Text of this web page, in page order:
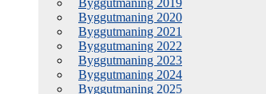
Byggutmaning 2019
Byggutmaning 2020
Byggutmaning 2021
Byggutmaning 2022
Byggutmaning 2023
Byggutmaning 2024
Byggutmaning 2025